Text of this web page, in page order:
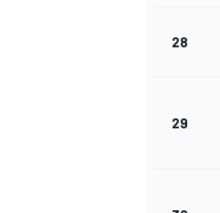
28
29